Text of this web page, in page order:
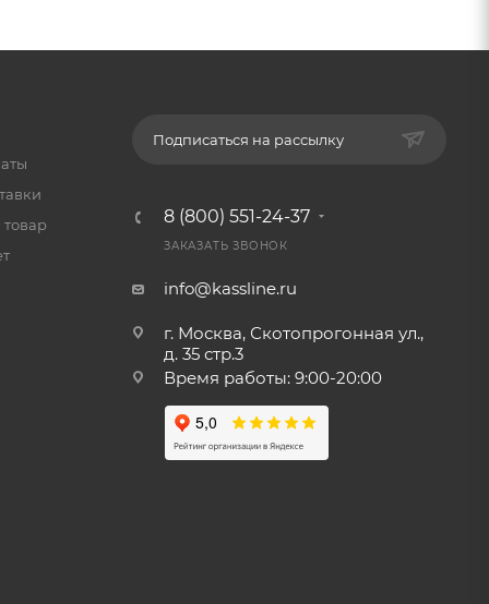
товар
Подписаться на рассылку
8 (800) 551-24-37
ЗАКАЗАТЬ ЗВОНОК
info@kassline.ru
г. Москва, Скотопрогонная ул.,
д. 35 стр.3
Время работы: 9:00-20:00